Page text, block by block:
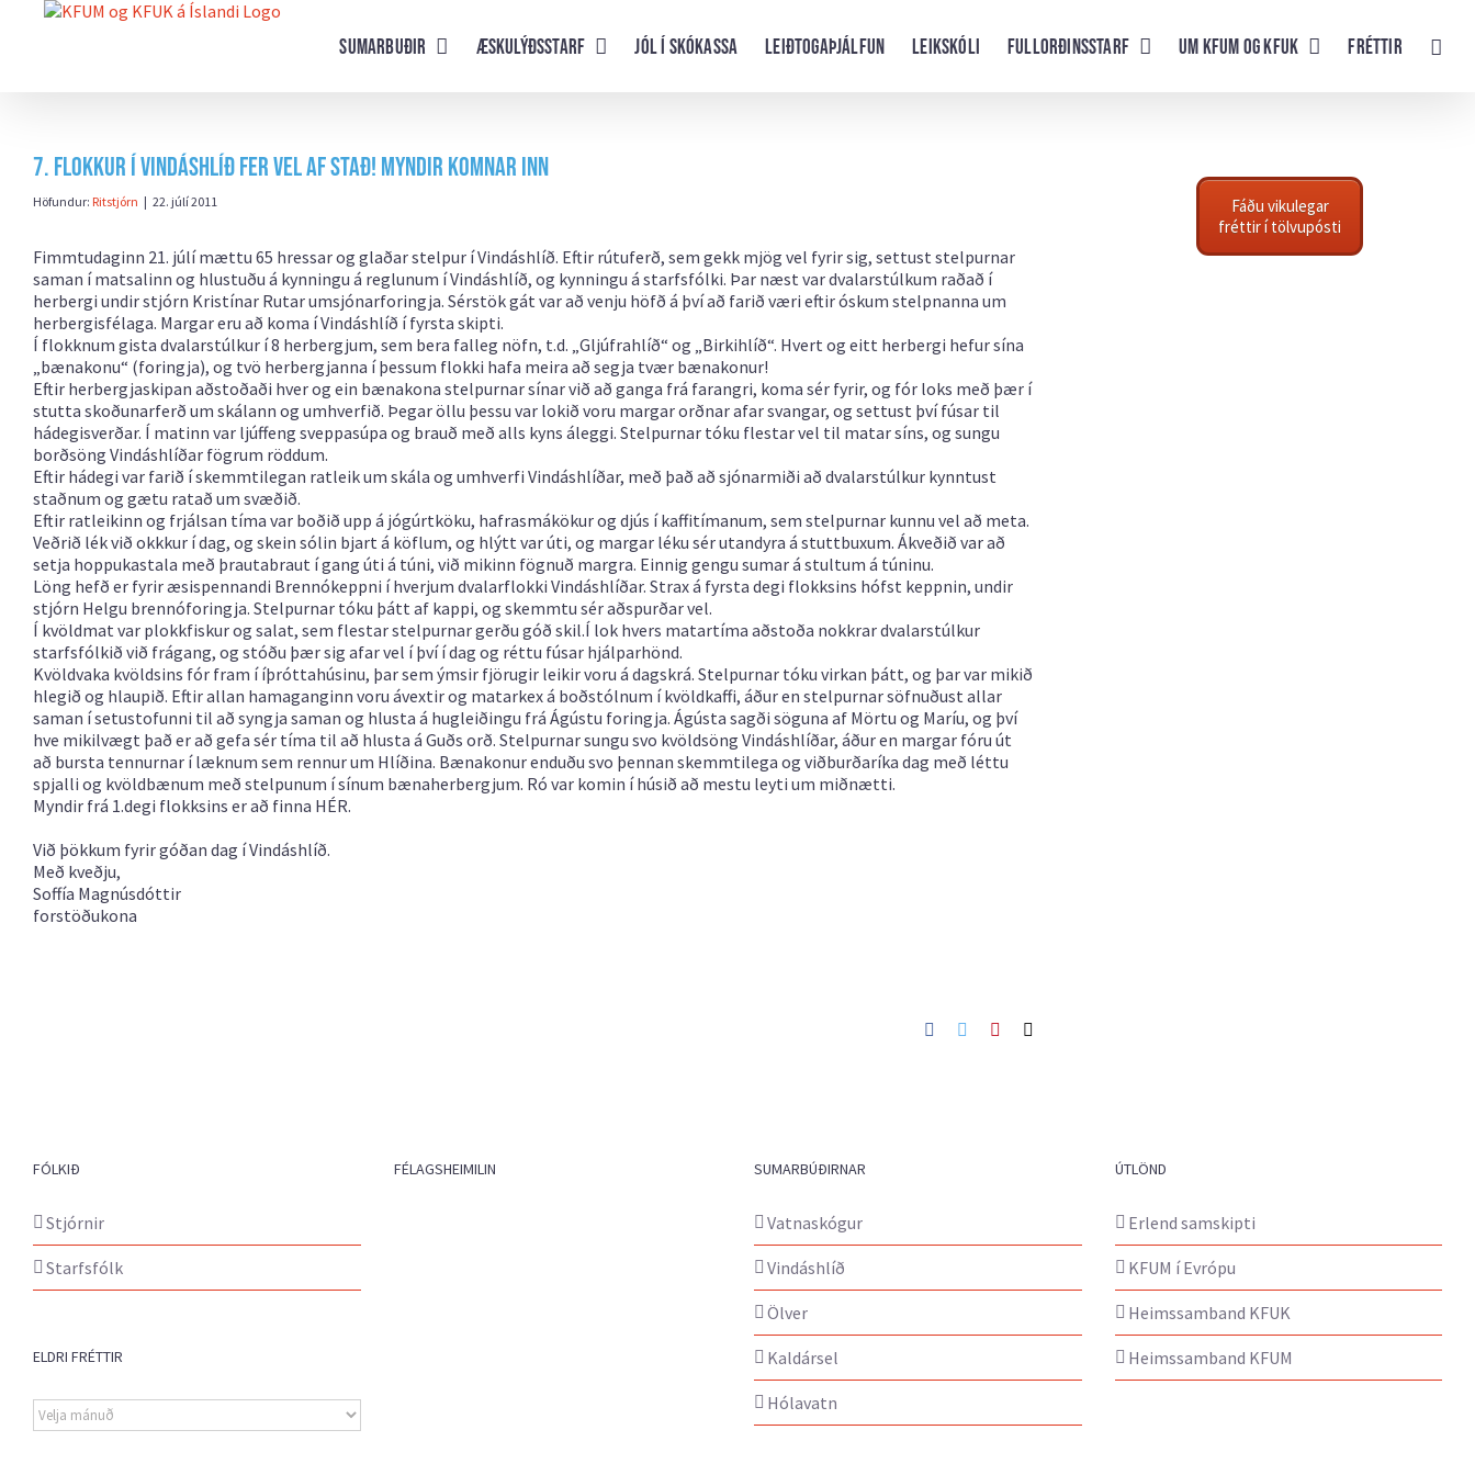
Sumarbuðir Æskulýðsstarf Jól í skókassa Leiðtogaþjálfun Leikskóli Fullorðinsstarf UM KFUM og KFUK Fréttir
7. flokkur í Vindáshlíð fer vel af stað! Myndir komnar inn
Höfundur: Ritstjórn | 22. júlí 2011
Fimmtudaginn 21. júlí mættu 65 hressar og glaðar stelpur í Vindáshlíð. Eftir rútuferð, sem gekk mjög vel fyrir sig, settust stelpurnar
saman í matsalinn og hlustuðu á kynningu á reglunum í Vindáshlíð, og kynningu á starfsfólki. Þar næst var dvalarstúlkum raðað í
herbergi undir stjórn Kristínar Rutar umsjónarforingja. Sérstök gát var að venju höfð á því að farið væri eftir óskum stelpnanna um
herbergisfélaga. Margar eru að koma í Vindáshlíð í fyrsta skipti.
Í flokknum gista dvalarstúlkur í 8 herbergjum, sem bera falleg nöfn, t.d. „Gljúfrahlíð“ og „Birkihlíð“. Hvert og eitt herbergi hefur sína
„bænakonu“ (foringja), og tvö herbergjanna í þessum flokki hafa meira að segja tvær bænakonur!
Eftir herbergjaskipan aðstoðaði hver og ein bænakona stelpurnar sínar við að ganga frá farangri, koma sér fyrir, og fór loks með þær í
stutta skoðunarferð um skálann og umhverfið. Þegar öllu þessu var lokið voru margar orðnar afar svangar, og settust því fúsar til
hádegisverðar. Í matinn var ljúffeng sveppasúpa og brauð með alls kyns áleggi. Stelpurnar tóku flestar vel til matar síns, og sungu
borðsöng Vindáshlíðar fögrum röddum.
Eftir hádegi var farið í skemmtilegan ratleik um skála og umhverfi Vindáshlíðar, með það að sjónarmiði að dvalarstúlkur kynntust
staðnum og gætu ratað um svæðið.
Eftir ratleikinn og frjálsan tíma var boðið upp á jógúrtköku, hafrasmákökur og djús í kaffitímanum, sem stelpurnar kunnu vel að meta.
Veðrið lék við okkkur í dag, og skein sólin bjart á köflum, og hlýtt var úti, og margar léku sér utandyra á stuttbuxum. Ákveðið var að
setja hoppukastala með þrautabraut í gang úti á túni, við mikinn fögnuð margra. Einnig gengu sumar á stultum á túninu.
Löng hefð er fyrir æsispennandi Brennókeppni í hverjum dvalarflokki Vindáshlíðar. Strax á fyrsta degi flokksins hófst keppnin, undir
stjórn Helgu brennóforingja. Stelpurnar tóku þátt af kappi, og skemmtu sér aðspurðar vel.
Í kvöldmat var plokkfiskur og salat, sem flestar stelpurnar gerðu góð skil.Í lok hvers matartíma aðstoða nokkrar dvalarstúlkur
starfsfólkið við frágang, og stóðu þær sig afar vel í því í dag og réttu fúsar hjálparhönd.
Kvöldvaka kvöldsins fór fram í íþróttahúsinu, þar sem ýmsir fjörugir leikir voru á dagskrá. Stelpurnar tóku virkan þátt, og þar var mikið
hlegið og hlaupið. Eftir allan hamaganginn voru ávextir og matarkex á boðstólnum í kvöldkaffi, áður en stelpurnar söfnuðust allar
saman í setustofunni til að syngja saman og hlusta á hugleiðingu frá Ágústu foringja. Ágústa sagði söguna af Mörtu og Maríu, og því
hve mikilvægt það er að gefa sér tíma til að hlusta á Guðs orð. Stelpurnar sungu svo kvöldsöng Vindáshlíðar, áður en margar fóru út
að bursta tennurnar í læknum sem rennur um Hlíðina. Bænakonur enduðu svo þennan skemmtilega og viðburðaríka dag með léttu
spjalli og kvöldbænum með stelpunum í sínum bænaherbergjum. Ró var komin í húsið að mestu leyti um miðnætti.
Myndir frá 1.degi flokksins er að finna HÉR.
Við þökkum fyrir góðan dag í Vindáshlíð.
Með kveðju,
Soffía Magnúsdóttir
forstöðukona
Facebook
TwitterPinterest
Fáðu vikulegar
fréttir í tölvupósti
FÓLKIÐ
Stjórnir
Starfsfólk
ELDRI FRÉTTIR
Eldri
fréttir
FÉLAGSHEIMILIN SUMARBÚÐIRNAR
Vatnaskógur
Vindáshlíð
Ölver
Kaldársel
Hólavatn
ÚTLÖND
Erlend samskipti
KFUM í Evrópu
Heimssamband KFUK
Heimssamband KFUM